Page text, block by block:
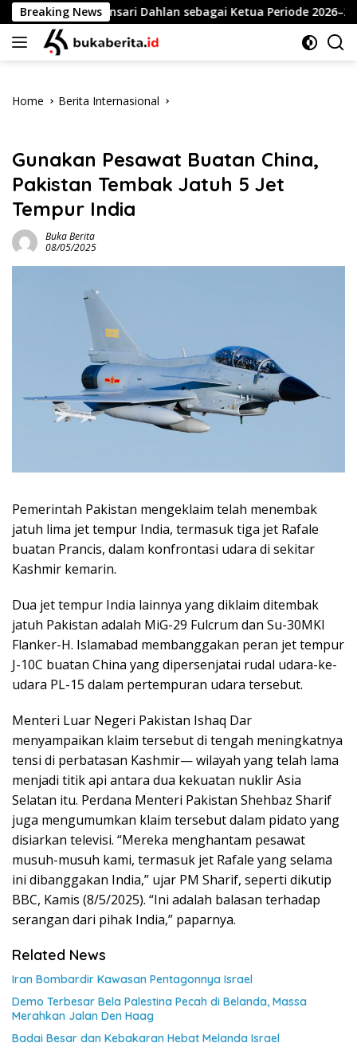
Skip
to
content
Breaking News
Ansari Dahlan sebagai Ketua Periode 2026–2030
Home Berita Internasional
Gunakan Pesawat Buatan China,
Pakistan Tembak Jatuh 5 Jet
Tempur India
Buka Berita
08/05/2025
Pemerintah Pakistan mengeklaim telah menembak
jatuh lima jet tempur India, termasuk tiga jet Rafale
buatan Prancis, dalam konfrontasi udara di sekitar
Kashmir kemarin.
Dua jet tempur India lainnya yang diklaim ditembak
jatuh Pakistan adalah MiG-29 Fulcrum dan Su-30MKI
Flanker-H. Islamabad membanggakan peran jet tempur
J-10C buatan China yang dipersenjatai rudal udara-ke-
udara PL-15 dalam pertempuran udara tersebut.
Menteri Luar Negeri Pakistan Ishaq Dar
menyampaikan klaim tersebut di tengah meningkatnya
tensi di perbatasan Kashmir— wilayah yang telah lama
menjadi titik api antara dua kekuatan nuklir Asia
Selatan itu. Perdana Menteri Pakistan Shehbaz Sharif
juga mengumumkan klaim tersebut dalam pidato yang
disiarkan televisi. “Mereka menghantam pesawat
musuh-musuh kami, termasuk jet Rafale yang selama
ini dibanggakan India,” ujar PM Sharif, seperti dikutip
BBC, Kamis (8/5/2025). “Ini adalah balasan terhadap
serangan dari pihak India,” paparnya.
Related News
Iran Bombardir Kawasan Pentagonnya Israel
Demo Terbesar Bela Palestina Pecah di Belanda, Massa
Merahkan Jalan Den Haag
Badai Besar dan Kebakaran Hebat Melanda Israel